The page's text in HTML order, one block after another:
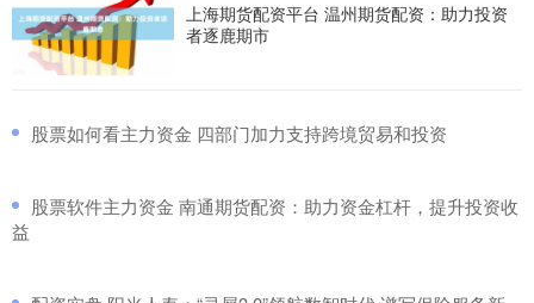
上海期货配资平台 温州期货配资：助力投资
者逐鹿期市
​股票如何看主力资金 四部门加力支持跨境贸易和投资
​股票软件主力资金 南通期货配资：助力资金杠杆，提升投资收
益